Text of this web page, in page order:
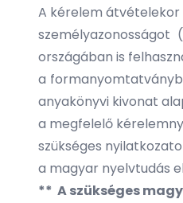
A kérelem átvételekor
országában is
a
anyakönyvi kivonat
a megfelelő
szükséges
a magyar nyelvtudás
​** A szükséges